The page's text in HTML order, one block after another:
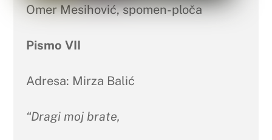
Omer Mesihović, spomen-ploča
Pismo VII
Adresa: Mirza Balić
“Dragi moj brate,